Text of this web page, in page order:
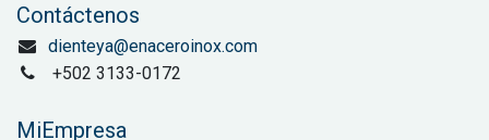
Contáctenos
dienteya@enaceroinox.com
+502 3133-0172
MiEmpresa